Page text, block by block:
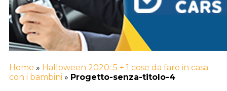
Home » Halloween 2020: 5 + 1 cose da fare in casa
con i bambini » Progetto-senza-titolo-4